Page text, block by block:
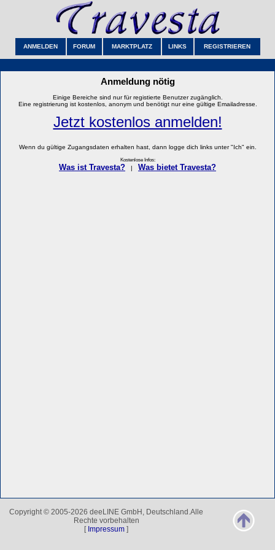
ANMELDEN FORUM MARKTPLATZ LINKS REGISTRIEREN
Anmeldung nötig
Einige Bereiche sind nur für registierte Benutzer zugänglich.
Eine registrierung ist kostenlos, anonym und benötigt nur eine gültige Emailadresse.
Jetzt kostenlos anmelden!
Wenn du gültige Zugangsdaten erhalten hast, dann logge dich links unter "Ich" ein.
Kostenlose Infos:
Was ist Travesta? Was bietet Travesta?
Copyright © 2005-2026 deeLINE GmbH, Deutschland.Alle
Rechte vorbehalten
[ Impressum ]